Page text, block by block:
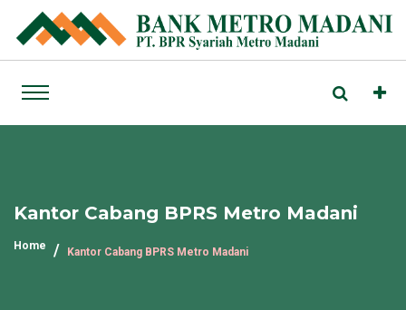
Kantor Cabang BPRS Metro Madani
Home Kantor Cabang BPRS Metro Madani